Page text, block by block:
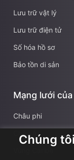
Lưu trữ vật lý
Lưu trữ điện tử
Số hóa hồ sơ
Bảo tồn di sản
Mạng lưới
Châu phi
Châu Á
Chúng